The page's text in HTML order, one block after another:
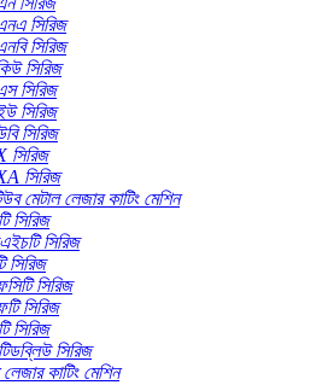
সিরিজ
সিরিজ
সিরিজ
সিরিজ
সিরিজ
সিরিজ
সিরিজ
সিরিজ
মেটাল লেজার কাটিং মেশিন
সিরিজ
সিরিজ
সিরিজ
সিরিজ
সিরিজ
সিরিজ
সিরিজ
কাটিং মেশিন